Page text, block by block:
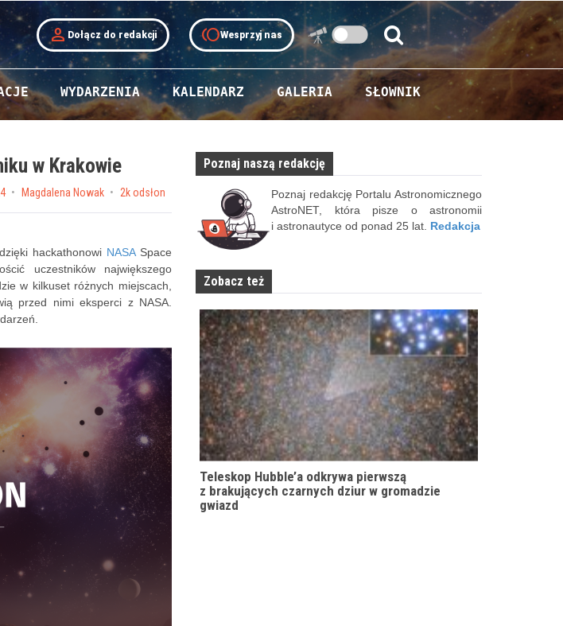
person Dołącz do redakcji tollWesprzyj nas
Szukaj:
Szukaj
WYDARZENIA KALENDARZ GALERIA SŁOWNIK
w Krakowie
by Magdalena Nowak 2k odsłon
hackathonowi NASASpace
uczestników największego
w kilkuset różnych miejscach,
przed nimi eksperci z NASA.
Poznaj naszą redakcję
Poznaj redakcję Portalu Astronomicznego
AstroNET, która pisze o astronomii
i astronautyce od ponad 25 lat. Redakcja
Zobacz też
Teleskop Hubble’a odkrywa pierwszą
z brakujących czarnych dziur w gromadzie
gwiazd